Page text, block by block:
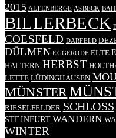
2015 ALTENBERGE ASBECK
BILLERBECK
COESFELD DARFELD
DÜLMEN EGGERODE ELTE
HALTERN HERBST
LETTE LÜDINGHAUSEN
MÜNSTER
RIESELFELDER SCHLOSS
STEINFURT WANDERN
WINTER